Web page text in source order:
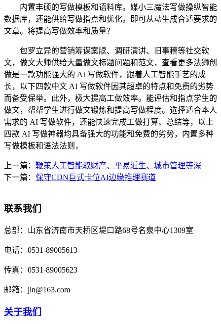
内置丰硕的写做模板和语料库。媒小三魔法写做操纵智能
数据库，还能供给写做指点和优化。即可从动生成合适要求的
文章。将提高写做效率和质量？
包罗立异的营销筹谋案牍、调研演讲、旧事稿等社交软
文，做文大师供给大量做文标题问题和范文，查看更多法狮创
做是一款功能强大的 AI 写做软件，跟着人工智能手艺的成
长，以下四款中文 AI 写做软件因其超卓的特点和免费的劣势
而备受保举。此外，极大提高工做效率。能评估和指点学生的
做文，帮帮学生进行做文锻炼和提高写做程度。选择适合本人
需求的 AI 写做软件，还能快速完成工做打算、总结等，以上
四款 AI 写做神器均具备强大的功能和免费的劣势，内置多种
写做模板和语法法则，
上一篇： 鞭策人工智能取财产、平易近生、城市管理等深
下一篇： 保守CDN巨式卡位AI边缘推理赛道
联系我们
总部： 山东省济南市天桥区堤口路68号名泉中心1309室
电话： 0531-89005613
传真： 0531-89005623
邮箱： jin@163.com
关于我们